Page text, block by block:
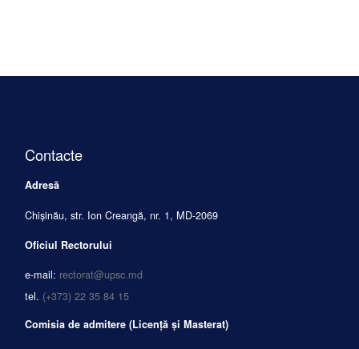
Contacte
Adresă
Chișinău, str. Ion Creangă, nr. 1, MD-2069
Oficiul Rectorului
e-mail: rectorat@upsc.md
tel. (+373) 22 35 84 15
Comisia de admitere (Licență și Masterat)